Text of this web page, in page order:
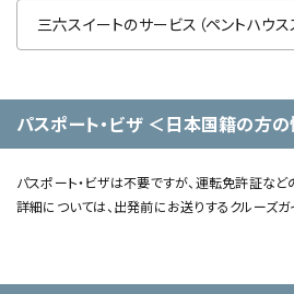
三六スイートのサービス（ペントハウス
パスポート・ビザ ＜日本国籍の方
パスポート・ビザは不要ですが、運転免許証な
詳細については、出発前にお送りするクルーズガ